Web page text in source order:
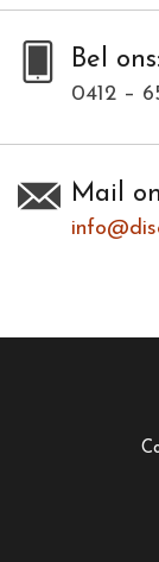
Bel ons:
0412 –
Mail